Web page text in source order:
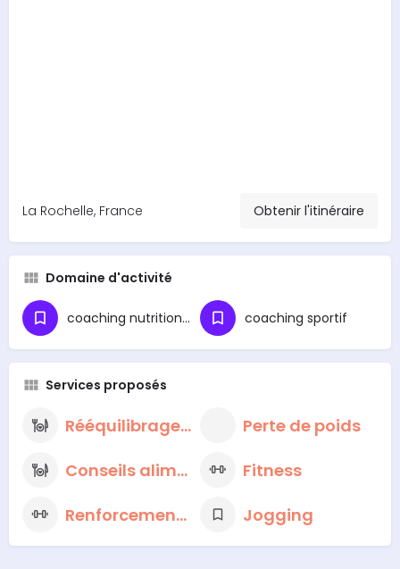
La Rochelle, France Obtenir l'itinéraire
Domaine d'activité
coaching nutritionnel coaching sportif
Services proposés
Rééquilibrage alimentaire
Perte de poids
Conseils alimentaires nutritionnels
Fitness
Renforcement musculaire
Jogging